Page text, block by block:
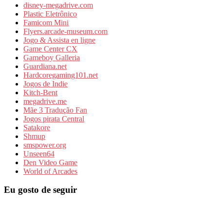
disney-megadrive.com
Plastic Eletrônico
Famicom Mini
Flyers.arcade-museum.com
Jogo & Assista en ligne
Game Center CX
Gameboy Galleria
Guardiana.net
Hardcoregaming101.net
Jogos de Indie
Kitch-Bent
megadrive.me
Mãe 3 Tradução Fan
Jogos pirata Central
Satakore
Shmup
smspower.org
Unseen64
Den Video Game
World of Arcades
Eu gosto de seguir